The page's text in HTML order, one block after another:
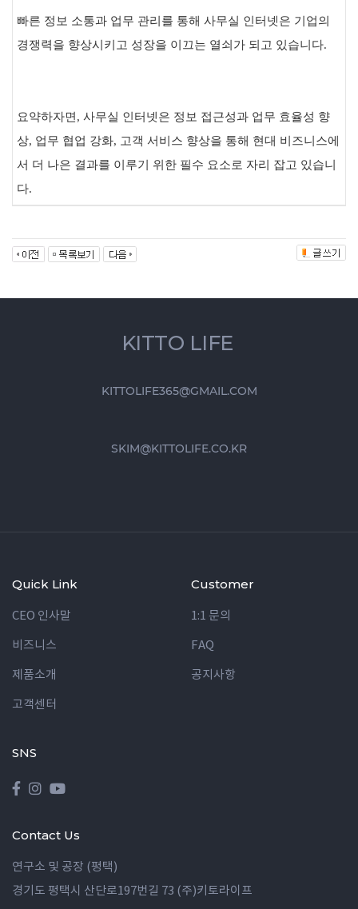
빠른 정보 소통과 업무 관리를 통해 사무실 인터넷은 기업의
경쟁력을 향상시키고 성장을 이끄는 열쇠가 되고 있습니다.
요약하자면, 사무실 인터넷은 정보 접근성과 업무 효율성 향
상, 업무 협업 강화, 고객 서비스 향상을 통해 현대 비즈니스에
서 더 나은 결과를 이루기 위한 필수 요소로 자리 잡고 있습니
다.
KITTO LIFE
KITTOLIFE365@GMAIL.COM
SKIM@KITTOLIFE.CO.KR
Quick Link
CEO 인사말
비즈니스
제품소개
고객센터
SNS
Customer
1:1 문의
FAQ
공지사항
Contact Us
연구소 및 공장 (평택)
경기도 평택시 산단로197번길 73 (주)키토라이프